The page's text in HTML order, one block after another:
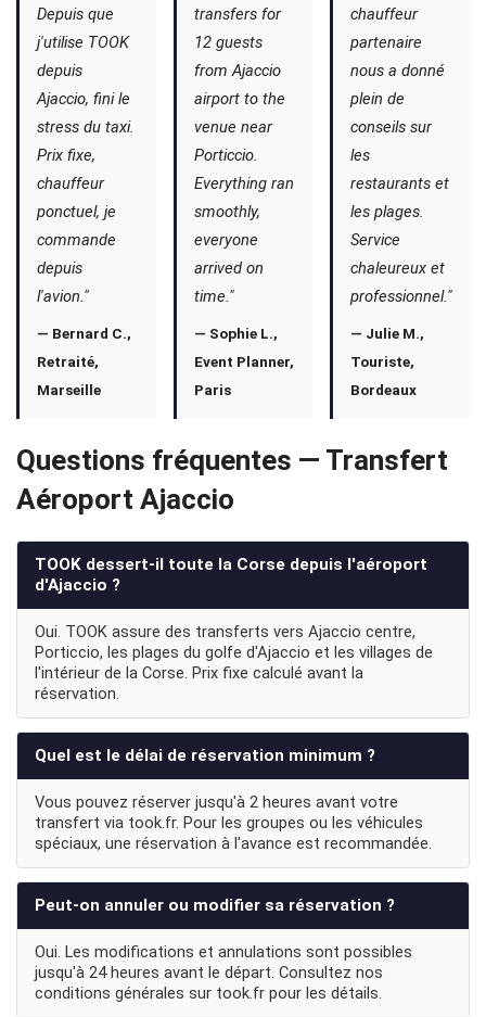
Depuis que
j'utilise TOOK
depuis
Ajaccio, fini le
stress du taxi.
Prix fixe,
chauffeur
ponctuel, je
commande
depuis
l'avion."
— Bernard C.,
Retraité,
Marseille
transfers for
12 guests
from Ajaccio
airport to the
venue near
Porticcio.
Everything ran
smoothly,
everyone
arrived on
time."
— Sophie L.,
Event Planner,
Paris
chauffeur
partenaire
nous a donné
plein de
conseils sur
les
restaurants et
les plages.
Service
chaleureux et
professionnel."
— Julie M.,
Touriste,
Bordeaux
Questions fréquentes — Transfert
Aéroport Ajaccio
TOOK dessert-il toute la Corse depuis l'aéroport
d'Ajaccio ?
Oui. TOOK assure des transferts vers Ajaccio centre,
Porticcio, les plages du golfe d'Ajaccio et les villages de
l'intérieur de la Corse. Prix fixe calculé avant la
réservation.
Quel est le délai de réservation minimum ?
Vous pouvez réserver jusqu'à 2 heures avant votre
transfert via took.fr. Pour les groupes ou les véhicules
spéciaux, une réservation à l'avance est recommandée.
Peut-on annuler ou modifier sa réservation ?
Oui. Les modifications et annulations sont possibles
jusqu'à 24 heures avant le départ. Consultez nos
conditions générales sur took.fr pour les détails.